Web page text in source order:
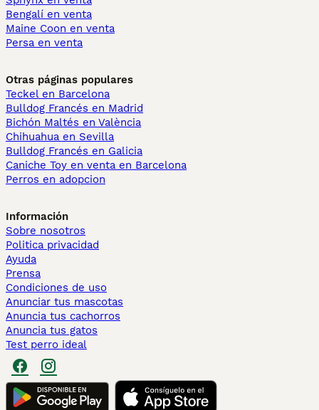
Bengalí en venta
Maine Coon en venta
Persa en venta
Otras páginas populares
Teckel en Barcelona
Bulldog Francés en Madrid
Bichón Maltés en València
Chihuahua en Sevilla
Bulldog Francés en Galicia
Caniche Toy en venta en Barcelona
Perros en adopcion
Información
Sobre nosotros
Politica privacidad
Ayuda
Prensa
Condiciones de uso
Anunciar tus mascotas
Anuncia tus cachorros
Anuncia tus gatos
Test perro ideal